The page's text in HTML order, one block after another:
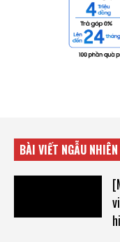
BÀI VIẾT NGẪU NHIÊN